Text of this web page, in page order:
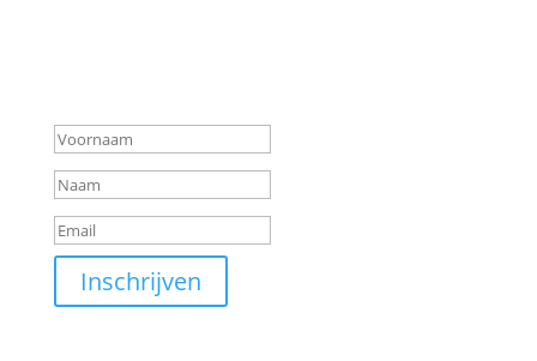
Inschrijven